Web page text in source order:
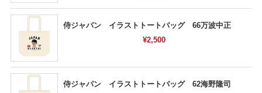
侍ジャパン イラストトートバッグ 66万波中正
¥2,500
侍ジャパン イラストトートバッグ 62海野隆司